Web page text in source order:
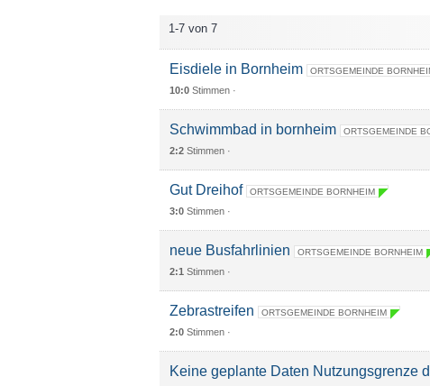
1-7 von 7
Eisdiele in Bornheim ORTSGEMEINDE
10:0Stimmen ·
Schwimmbad in bornheim ORTSGEMEINDE
2:2Stimmen ·
Gut Dreihof ORTSGEMEINDE BORNHEIM
3:0Stimmen ·
neue Busfahrlinien ORTSGEMEINDE BORNHEIM
2:1 Stimmen ·
Zebrastreifen ORTSGEMEINDE BORNHEIM
2:0Stimmen ·
Keine geplante Daten Nutzungsgrenze